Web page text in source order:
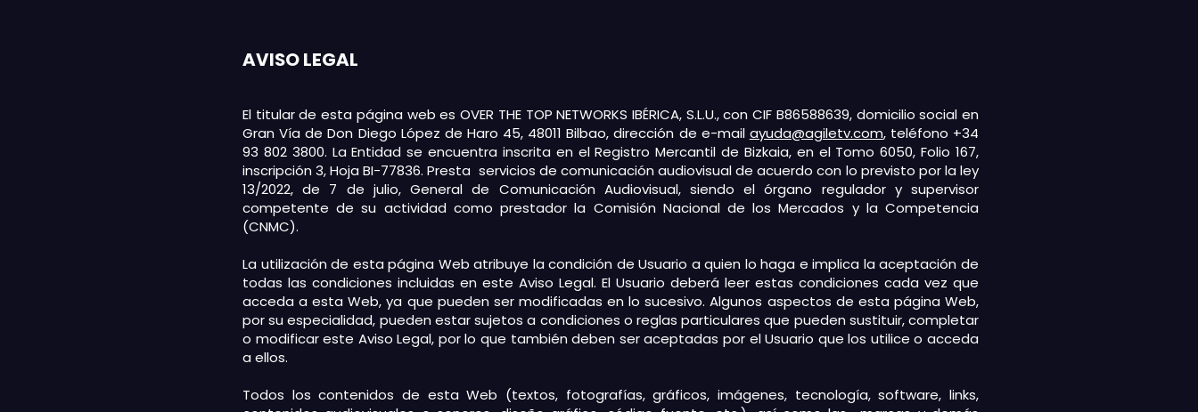
AVISO LEGAL
El titular de esta página web es OVER THE TOP NETWORKS IBÉRICA, S.L.U., con CIF B86588639, domicilio social en
Gran Vía de Don Diego López de Haro 45, 48011 Bilbao, dirección de e-mail ayuda@agiletv.com, teléfono +34
93 802 3800. La Entidad se encuentra inscrita en el Registro Mercantil de Bizkaia, en el Tomo 6050, Folio 167,
inscripción 3, Hoja BI-77836. Presta servicios de comunicación audiovisual de acuerdo con lo previsto por la ley
13/2022, de 7 de julio, General de Comunicación Audiovisual, siendo el órgano regulador y supervisor
competente de su actividad como prestador la Comisión Nacional de los Mercados y la Competencia
(CNMC).
La utilización de esta página Web atribuye la condición de Usuario a quien lo haga e implica la aceptación de
todas las condiciones incluidas en este Aviso Legal. El Usuario deberá leer estas condiciones cada vez que
acceda a esta Web, ya que pueden ser modificadas en lo sucesivo. Algunos aspectos de esta página Web,
por su especialidad, pueden estar sujetos a condiciones o reglas particulares que pueden sustituir, completar
o modificar este Aviso Legal, por lo que también deben ser aceptadas por el Usuario que los utilice o acceda
a ellos.
Todos los contenidos de esta Web (textos, fotografías, gráficos, imágenes, tecnología, software, links,